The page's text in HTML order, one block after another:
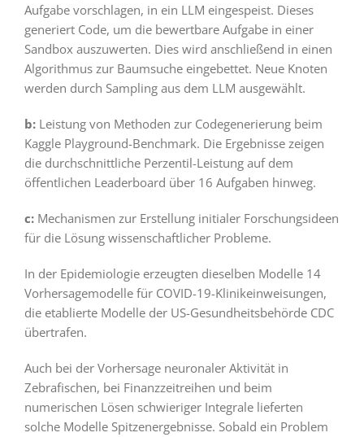
Aufgabe vorschlagen, in ein LLM eingespeist. Dieses
generiert Code, um die bewertbare Aufgabe in einer
Sandbox auszuwerten. Dies wird anschließend in einen
Algorithmus zur Baumsuche eingebettet. Neue Knoten
werden durch Sampling aus dem LLM ausgewählt.
b:Leistung von Methoden zur Codegenerierung beim
Kaggle Playground-Benchmark. Die Ergebnisse zeigen
die durchschnittliche Perzentil-Leistung auf dem
öffentlichen Leaderboard über 16 Aufgaben hinweg.
c:Mechanismen zur Erstellung initialer Forschungsideen
für die Lösung wissenschaftlicher Probleme.
In der Epidemiologie erzeugten dieselben Modelle 14
Vorhersagemodelle für COVID-19-Klinikeinweisungen,
die etablierte Modelle der US-Gesundheitsbehörde CDC
übertrafen.
Auch bei der Vorhersage neuronaler Aktivität in
Zebrafischen, bei Finanzzeitreihen und beim
numerischen Lösen schwieriger Integrale lieferten
solche Modelle Spitzenergebnisse. Sobald ein Problem